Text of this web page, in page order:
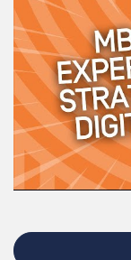
digitale